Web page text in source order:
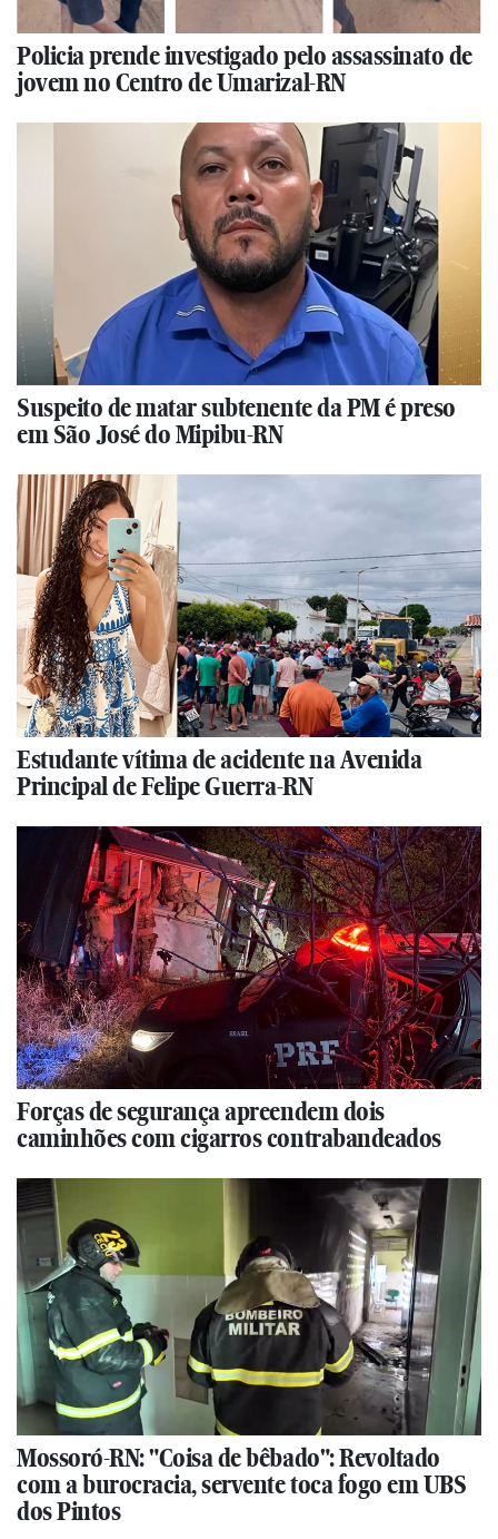
Policia prende investigado pelo assassinato de
jovem no Centro de Umarizal-RN
Suspeito de matar subtenente da PM é preso
em São José do Mipibu-RN
Estudante vítima de acidente na Avenida
Principal de Felipe Guerra-RN
Forças de segurança apreendem dois
caminhões com cigarros contrabandeados
Mossoró-RN: "Coisa de bêbado": Revoltado
com a burocracia, servente toca fogo em UBS
dos Pintos